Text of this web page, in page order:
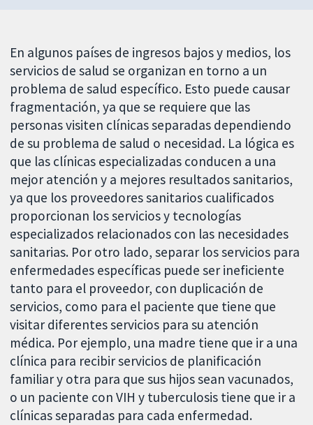
En algunos países de ingresos bajos y medios, los
servicios de salud se organizan en torno a un
problema de salud específico. Esto puede causar
fragmentación, ya que se requiere que las
personas visiten clínicas separadas dependiendo
de su problema de salud o necesidad. La lógica es
que las clínicas especializadas conducen a una
mejor atención y a mejores resultados sanitarios,
ya que los proveedores sanitarios cualificados
proporcionan los servicios y tecnologías
especializados relacionados con las necesidades
sanitarias. Por otro lado, separar los servicios para
enfermedades específicas puede ser ineficiente
tanto para el proveedor, con duplicación de
servicios, como para el paciente que tiene que
visitar diferentes servicios para su atención
médica. Por ejemplo, una madre tiene que ir a una
clínica para recibir servicios de planificación
familiar y otra para que sus hijos sean vacunados,
o un paciente con VIH y tuberculosis tiene que ir a
clínicas separadas para cada enfermedad.